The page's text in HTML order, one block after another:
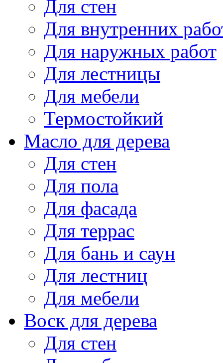
Для стен
Для внутренних
Для наружных работ
Для лестницы
Для мебели
Термостойкий
Масло для дерева
Для стен
Для пола
Для фасада
Для террас
Для бань и саун
Для лестниц
Для мебели
Воск для дерева
Для стен